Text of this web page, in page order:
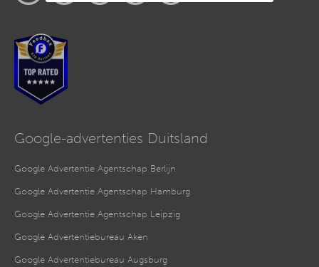
Datenschutzvorschriften ermöglichen.
Ihre Einwilligung, die folgenden Cookies und Technologien
zu verwenden. Sie können nur der Verwendung von
notwendigen Cookies zustimmen oder hier Ihre individuelle
jederzeit später geändert oder widerrufen werden, indem Sie
auf die Schaltfläche Einstellungen am unteren Ende der
Google-advertenties Duitsland
Google Advertentie Agentschap Berlijn
Google Advertentie Agentschap Hamburg
Google Advertentie Agentschap Leipzig
Google Advertentiebureau Aken
Google Advertentiebureau Augsburg